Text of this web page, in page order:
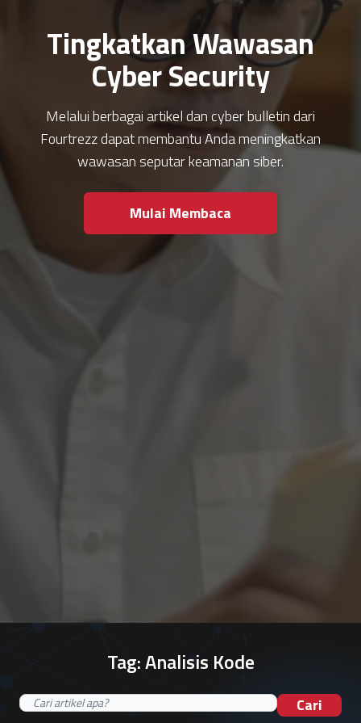
Tingkatkan Wawasan
Cyber Security
Melalui berbagai artikel dan cyber bulletin dari
Fourtrezz dapat membantu Anda meningkatkan
wawasan seputar keamanan siber.
Mulai Membaca
Tag:Analisis Kode
Cari